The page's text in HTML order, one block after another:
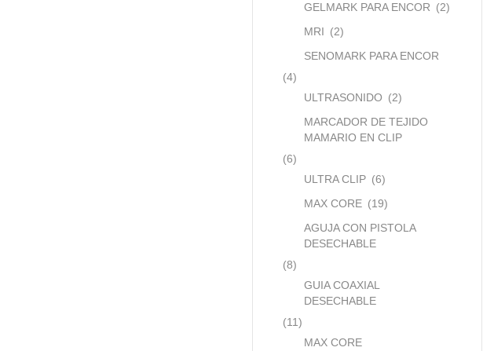
GELMARK PARA ENCOR (2)
MRI (2)
SENOMARK PARA ENCOR
(4)
ULTRASONIDO (2)
MARCADOR DE TEJIDO
MAMARIO EN CLIP
(6)
ULTRA CLIP (6)
MAX CORE (19)
AGUJA CON PISTOLA
DESECHABLE
(8)
GUIA COAXIAL
DESECHABLE
(11)
MAX CORE